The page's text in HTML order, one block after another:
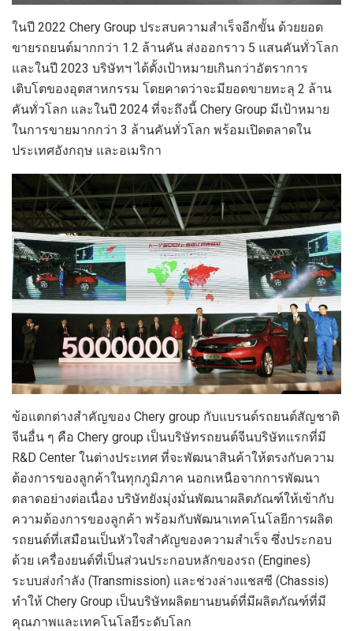
ในปี 2022 Chery Group ประสบความสำเร็จอีกขั้น ด้วยยอด
ขายรถยนต์มากกว่า 1.2 ล้านคัน ส่งออกราว 5 แสนคันทั่วโลก
และในปี 2023 บริษัทฯ ได้ตั้งเป้าหมายเกินกว่าอัตราการ
เติบโตของอุตสาหกรรม โดยคาดว่าจะมียอดขายทะลุ 2 ล้าน
คันทั่วโลก และในปี 2024 ที่จะถึงนี้ Chery Group มีเป้าหมาย
ในการขายมากกว่า 3 ล้านคันทั่วโลก พร้อมเปิดตลาดใน
ประเทศอังกฤษ และอเมริกา
ข้อแตกต่างสำคัญของ Chery group กับแบรนด์รถยนต์สัญชาติ
จีนอื่น ๆ คือ Chery group เป็นบริษัทรถยนต์จีนบริษัทแรกที่มี
R&D Center ในต่างประเทศ ที่จะพัฒนาสินค้าให้ตรงกับความ
ต้องการของลูกค้าในทุกภูมิภาค นอกเหนือจากการพัฒนา
ตลาดอย่างต่อเนื่อง บริษัทยังมุ่งมั่นพัฒนาผลิตภัณฑ์ให้เข้ากับ
ความต้องการของลูกค้า พร้อมกับพัฒนาเทคโนโลยีการผลิต
รถยนต์ที่เสมือนเป็นหัวใจสำคัญของความสำเร็จ ซึ่งประกอบ
ด้วย เครื่องยนต์ที่เป็นส่วนประกอบหลักของรถ (Engines)
ระบบส่งกำลัง (Transmission) และช่วงล่างแชสซี (Chassis)
ทำให้ Chery Group เป็นบริษัทผลิตยานยนต์ที่มีผลิตภัณฑ์ที่มี
คุณภาพและเทคโนโลยีระดับโลก